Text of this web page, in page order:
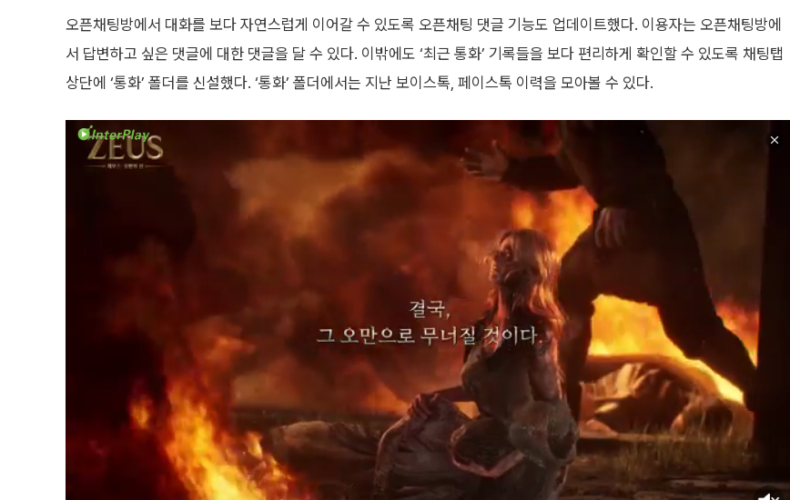
오픈채팅방에서 대화를 보다 자연스럽게 이어갈 수 있도록 오픈채팅 댓글 기능도 업데이트했다. 이용자는 오픈채팅방에
서 답변하고 싶은 댓글에 대한 댓글을 달 수 있다. 이밖에도 ‘최근 통화’ 기록들을 보다 편리하게 확인할 수 있도록 채팅탭
상단에 ‘통화’ 폴더를 신설했다. ‘통화’ 폴더에서는 지난 보이스톡, 페이스톡 이력을 모아볼 수 있다.